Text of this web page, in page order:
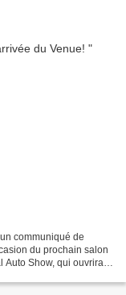
communiqué de
du prochain salon
Auto Show, qui ouvrira